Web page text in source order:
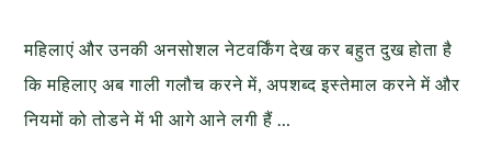
महिलाएं और उनकी अनसोशल नेटवर्किंग देख कर बहुत दुख होता है
कि महिलाए अब गाली गलौच करने में, अपशब्द इस्तेमाल करने में और
नियमों को तोडने में भी आगे आने लगी हैं …